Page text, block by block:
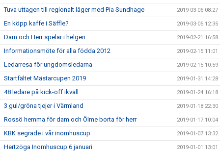
Tuva uttagen till regionalt läger med Pia Sundhage 2019-03-06 08:27
En köpp kaffe i Säffle? 2019-03-05 12:35
Dam och Herr spelar i helgen 2019-02-21 16:58
Informationsmöte för alla födda 2012 2019-02-15 11:01
Ledarresa för ungdomsledarna 2019-02-15 10:59
Startfältet Mästarcupen 2019 2019-01-31 14:28
48 ledare på kick-off ikväll 2019-01-24 16:18
3 gul/gröna tjejer i Värmland 2019-01-18 22:30
Rossö hemma för dam och Ölme borta för herr 2019-01-17 10:04
KBK segrade i vår inomhuscup 2019-01-07 13:32
Hertzöga Inomhuscup 6 januari 2019-01-01 13:01